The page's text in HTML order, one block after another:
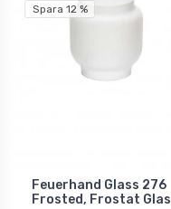
Spara 12 %
Feuerhand Glass 276
Frosted, Frostat Glas